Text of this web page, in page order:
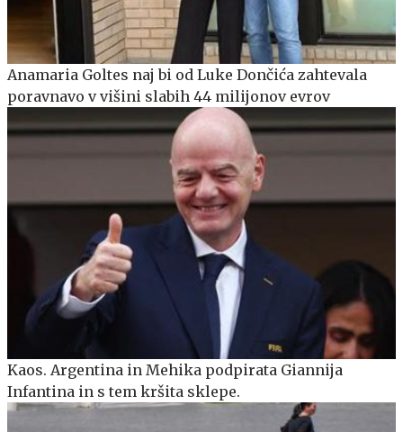
Anamaria Goltes naj bi od Luke Dončića zahtevala
poravnavo v višini slabih 44 milijonov evrov
Kaos. Argentina in Mehika podpirata Giannija
Infantina in s tem kršita sklepe.